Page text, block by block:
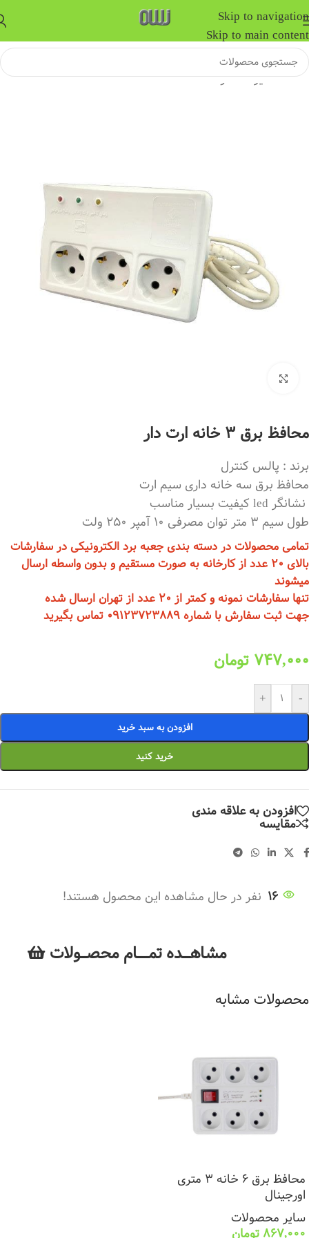
Skip to navigation
Skip to main content
خانه/سایر محصولات
محافظ برق 3 خانه ارت دار
برند : پالس کنترل
محافظ برق سه خانه داری سیم ارت
نشانگر led کیفیت بسیار مناسب
طول سیم 3 متر توان مصرفی 10 آمپر 250 ولت
تمامی محصولات در دسته بندی جعبه برد الکترونیکی در سفارشات
بالای 20 عدد از کارخانه به صورت مستقیم و بدون واسطه ارسال
میشوند
تنها سفارشات نمونه و کمتر از 20 عدد از تهران ارسال شده
جهت ثبت سفارش با شماره 09123723889 تماس بگیرید
747,000 تومان
-
+
افزودن به سبد خرید
خرید کنید
افزودن به علاقه مندی
مقایسه
16 نفر در حال مشاهده این محصول هستند!
مشاهــــده تمــــــام محصـــولات
محصولات مشابه
محافظ برق 6 خانه 3 متری
اورجینال
سایر محصولات
867,000 تومان